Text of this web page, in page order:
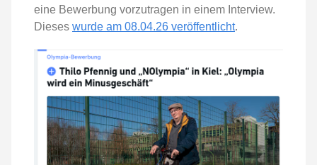
eine Bewerbung vorzutragen in einem Interview.
Dieses wurde am 08.04.26 veröffentlicht.